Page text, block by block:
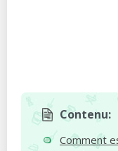
Contenu:
Comment